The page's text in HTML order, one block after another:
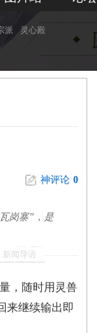
派 灵心殿
神评论 0
新闻导语
岗寨”，是
，随时用灵兽
来继续输出即